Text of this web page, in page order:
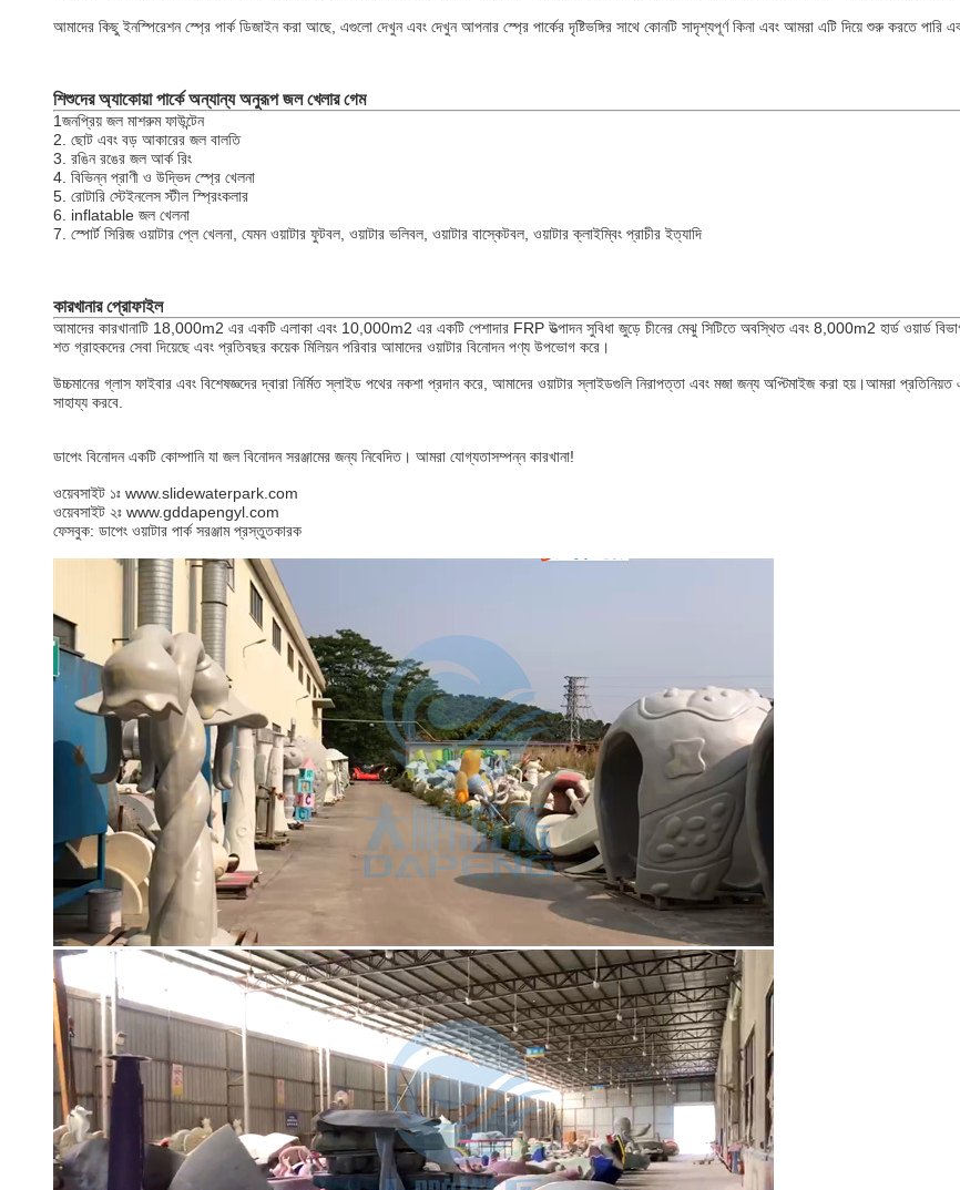
আমাদের কিছু ইনস্পিরেশন স্প্রে পার্ক ডিজাইন করা আছে, এগুলো দেখুন এবং দেখুন আপনার স্প্রে পার্কের দৃষ্টিভঙ্গির সাথে কোনটি সাদৃশ্যপূর্ণ কিনা এবং আমরা এটি দিয়ে শুরু করতে
শিশুদের অ্যাকোয়া পার্কে অন্যান্য অনুরূপ জল খেলার গেম
1জনপ্রিয় জল মাশরুম ফাউন্টেন
2. ছোট এবং বড় আকারের জল বালতি
3. রঙিন রঙের জল আর্ক রিং
4. বিভিন্ন প্রাণী ও উদ্ভিদ স্প্রে খেলনা
5. রোটারি স্টেইনলেস স্টীল স্প্রিংকলার
6. inflatable জল খেলনা
7. স্পোর্ট সিরিজ ওয়াটার প্লে খেলনা, যেমন ওয়াটার ফুটবল, ওয়াটার ভলিবল, ওয়াটার বাস্কেটবল, ওয়াটার ক্লাইম্বিং প্রাচীর ইত্যাদি
কারখানার প্রোফাইল
আমাদের কারখানাটি 18,000m2 এর একটি এলাকা এবং 10,000m2 এর একটি পেশাদার FRP উত্পাদন সুবিধা জুড়ে চীনের মেঝু সিটিতে অবস্থিত এবং 8,000m2 হার্ড ওয়ার্ড
শত গ্রাহকদের সেবা দিয়েছে এবং প্রতিবছর কয়েক মিলিয়ন পরিবার আমাদের ওয়াটার বিনোদন পণ্য উপভোগ করে।
উচ্চমানের গ্লাস ফাইবার এবং বিশেষজ্ঞদের দ্বারা নির্মিত স্লাইড পথের নকশা প্রদান করে, আমাদের ওয়াটার স্লাইডগুলি নিরাপত্তা এবং মজা জন্য অপ্টিমাইজ করা হয়।আমরা
সাহায্য করবে.
ডাপেং বিনোদন একটি কোম্পানি যা জল বিনোদন সরঞ্জামের জন্য নিবেদিত। আমরা যোগ্যতাসম্পন্ন কারখানা!
ওয়েবসাইট ১ঃ www.slidewaterpark.com
ওয়েবসাইট ২ঃ www.gddapengyl.com
ফেসবুক: ডাপেং ওয়াটার পার্ক সরঞ্জাম প্রস্তুতকারক